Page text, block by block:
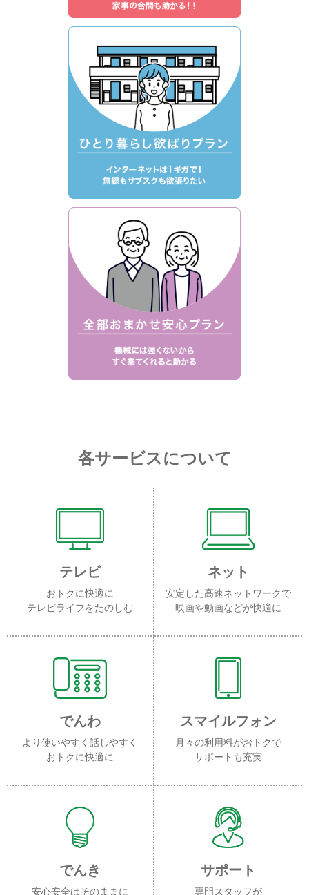
各サービスについて
テレビ
おトクに快適に
テレビライフをたのしむ
ネット
安定した高速ネットワークで
映画や動画などが快適に
でんわ
より使いやすく話しやすく
おトクに快適に
スマイルフォン
月々の利用料がおトクで
サポートも充実
でんき
安心安全はそのままに
サポート
専門スタッフが